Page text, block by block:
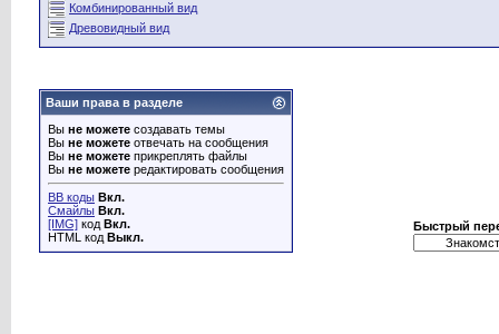
Комбинированный вид
Древовидный вид
Ваши права в разделе
Вы не можете создавать темы
Вы не можете отвечать на сообщения
Вы не можете прикреплять файлы
Вы не можете редактировать сообщения
BB коды Вкл.
Смайлы Вкл.
[IMG] код Вкл.
HTML код Выкл.
Быстрый